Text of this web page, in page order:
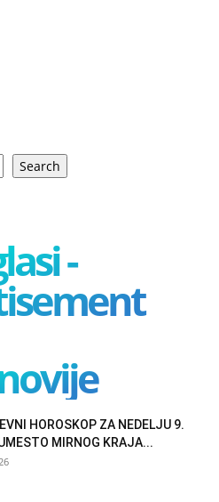
Search
-
HOROSKOP ZA NEDELJU 9.
MIRNOG KRAJA...